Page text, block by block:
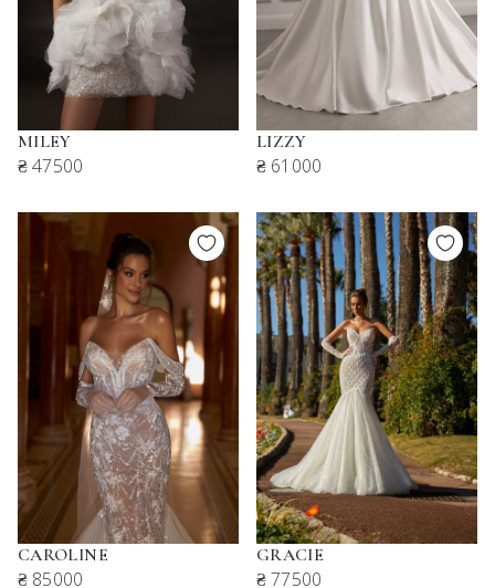
MILEY
₴ 47500
LIZZY
₴ 61000
CAROLINE
₴ 85000
GRACIE
₴ 77500